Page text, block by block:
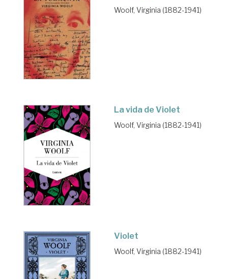
Woolf, Virginia (1882-1941)
La vida de Violet
Woolf, Virginia (1882-1941)
Violet
Woolf, Virginia (1882-1941)